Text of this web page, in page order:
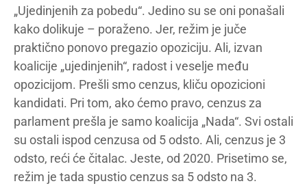
„Ujedinjenih za pobedu“. Jedino su se oni ponašali
kako dolikuje – poraženo. Jer, režim je juče
praktično ponovo pregazio opoziciju. Ali, izvan
koalicije „ujedinjenih“, radost i veselje među
opozicijom. Prešli smo cenzus, kliču opozicioni
kandidati. Pri tom, ako ćemo pravo, cenzus za
parlament prešla je samo koalicija „Nada“. Svi ostali
su ostali ispod cenzusa od 5 odsto. Ali, cenzus je 3
odsto, reći će čitalac. Jeste, od 2020. Prisetimo se,
režim je tada spustio cenzus sa 5 odsto na 3.